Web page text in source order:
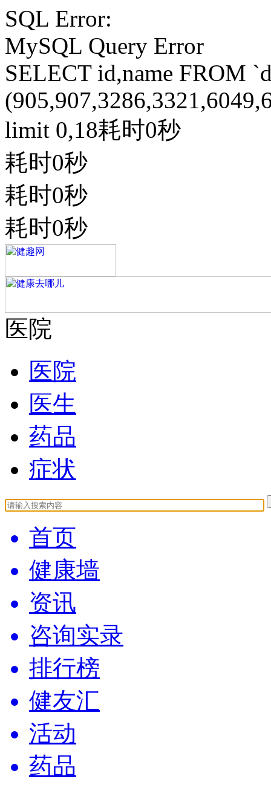
SQL Error:
MySQL Query Error
SELECT id,name FROM
limit 0,18耗时0秒
耗时0秒
耗时0秒
耗时0秒
医院
医院
医生
药品
症状
首页
健康墙
资讯
咨询实录
排行榜
健友汇
活动
药品